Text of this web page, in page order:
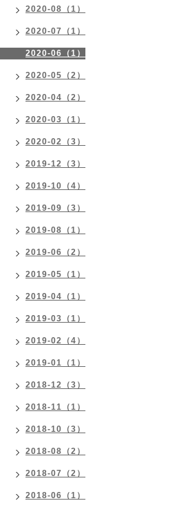
2020-08（1）
2020-07（1）
2020-06（1）
2020-05（2）
2020-04（2）
2020-03（1）
2020-02（3）
2019-12（3）
2019-10（4）
2019-09（3）
2019-08（1）
2019-06（2）
2019-05（1）
2019-04（1）
2019-03（1）
2019-02（4）
2019-01（1）
2018-12（3）
2018-11（1）
2018-10（3）
2018-08（2）
2018-07（2）
2018-06（1）